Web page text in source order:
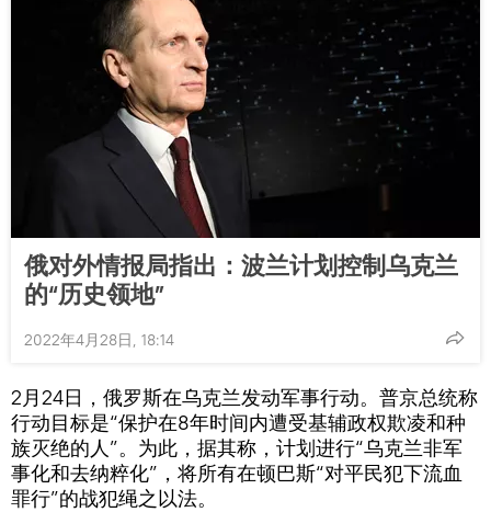
俄对外情报局指出：波兰计划控制乌克兰
的“历史领地”
2022年4月28日, 18:14
2月24日，俄罗斯在乌克兰发动军事行动。普京总统称
行动目标是“保护在8年时间内遭受基辅政权欺凌和种
族灭绝的人”。为此，据其称，计划进行“乌克兰非军
事化和去纳粹化”，将所有在顿巴斯“对平民犯下流血
罪行”的战犯绳之以法。